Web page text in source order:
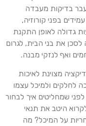
מעבדה
קורוזיה,
לאופן התקנת
בני הבית, לגרום
לנזקי מבנה.
לאיכות
ולמיכל עצמו
איך לבחור
את תנאי
המיכל? מה